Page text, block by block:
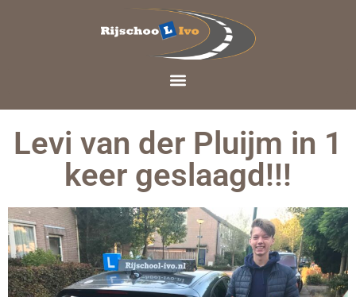
Levi van der Pluijm in 1
keer geslaagd!!!